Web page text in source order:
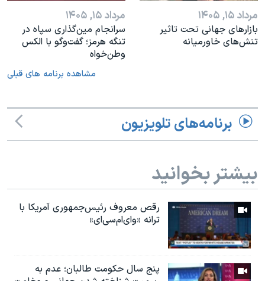
مرداد ۱۵, ۱۴۰۵
بازارهای جهانی تحت تاثیر
تنش‌های خاورمیانه
مرداد ۱۵, ۱۴۰۵
سرانجام مین‌گذاری‌ سپاه در
تنگه هرمز؛ گفت‌وگو با الکس
وطن‌خواه
مشاهده برنامه های قبلی
برنامه‌های تلویزیون
بیشتر بخوانید
رقص معروف رئیس‌جمهوری آمریکا با
ترانه «وای‌ام‌سی‌ای»
پنج سال حکومت طالبان؛ عدم به